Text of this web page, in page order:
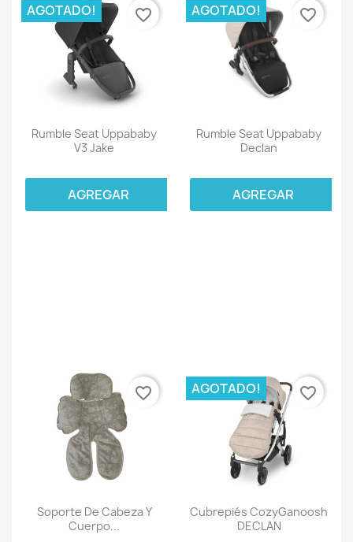
Rumble Seat Uppababy
V3 Jake
AGOTADO!
AGREGAR
favorite_border
Rumble Seat Uppababy
Declan
AGOTADO!
AGREGAR
favorite_border
Soporte De Cabeza Y
Cuerpo...
favorite_border
Cubrepiés CozyGanoosh
DECLAN
AGOTADO! favorite_border